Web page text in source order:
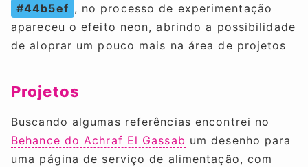
#44b5ef , no processo de experimentação
apareceu o efeito neon, abrindo a possibilidade
de aloprar um pouco mais na área de projetos
Projetos
Buscando algumas referências encontrei no
Behance do Achraf El Gassab um desenho para
uma página de serviço de alimentação, com